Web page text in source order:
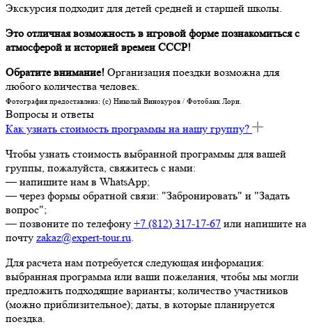
Экскурсия подходит для детей средней и старшей школы.
Это отличная возможность в игровой форме познакомиться с
атмосферой и историей времен СССР!
Обратите внимание! Организация поездки возможна для
любого количества человек.
Фотография предоставлена: (c) Николай Винокуров / Фотобанк Лори.
Вопросы и ответы
Как узнать стоимость программы на нашу группу?
Чтобы узнать стоимость выбранной программы для вашей
группы, пожалуйста, свяжитесь с нами:
— напишите нам в WhatsApp;
— через формы обратной связи: "Забронировать" и "Задать
вопрос";
— позвоните по телефону +7 (812) 317-17-67 или напишите на
почту zakaz@expert-tour.ru.
Для расчета нам потребуется следующая информация:
выбранная программа или ваши пожелания, чтобы мы могли
предложить подходящие варианты; количество участников
(можно приблизительное); даты, в которые планируется
поездка.